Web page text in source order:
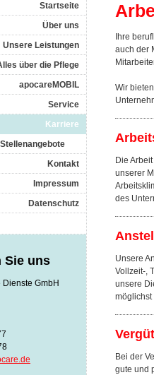
Ihre
auch der
Wir
Die
unserer
des
Unsere
Vollzeit-,
unsere
möglichst
Bei der
gute und
Startseite
Über uns
Unsere Leistungen
über die Pflege
apocareMOBIL
Service
Karriere
Stellenangebote
Kontakt
Impressum
Datenschutz
Sie uns
GmbH